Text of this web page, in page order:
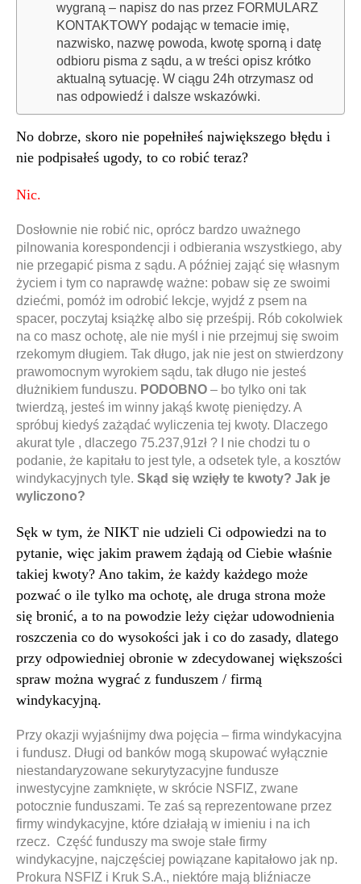
wygraną – napisz do nas przez FORMULARZ
KONTAKTOWY podając w temacie imię,
nazwisko, nazwę powoda, kwotę sporną i datę
odbioru pisma z sądu, a w treści opisz krótko
aktualną sytuację. W ciągu 24h otrzymasz od
nas odpowiedź i dalsze wskazówki.
No dobrze, skoro nie popełniłeś największego błędu i
nie podpisałeś ugody, to co robić teraz?
Nic.
Dosłownie nie robić nic, oprócz bardzo uważnego
pilnowania korespondencji i odbierania wszystkiego, aby
nie przegapić pisma z sądu. A później zająć się własnym
życiem i tym co naprawdę ważne: pobaw się ze swoimi
dziećmi, pomóż im odrobić lekcje, wyjdź z psem na
spacer, poczytaj książkę albo się prześpij. Rób cokolwiek
na co masz ochotę, ale nie myśl i nie przejmuj się swoim
rzekomym długiem. Tak długo, jak nie jest on stwierdzony
prawomocnym wyrokiem sądu, tak długo nie jesteś
dłużnikiem funduszu. PODOBNO – bo tylko oni tak
twierdzą, jesteś im winny jakąś kwotę pieniędzy. A
spróbuj kiedyś zażądać wyliczenia tej kwoty. Dlaczego
akurat tyle , dlaczego 75.237,91zł ? I nie chodzi tu o
podanie, że kapitału to jest tyle, a odsetek tyle, a kosztów
windykacyjnych tyle. Skąd się wzięły te kwoty? Jak je
wyliczono?
Sęk w tym, że NIKT nie udzieli Ci odpowiedzi na to
pytanie, więc jakim prawem żądają od Ciebie właśnie
takiej kwoty? Ano takim, że każdy każdego może
pozwać o ile tylko ma ochotę, ale druga strona może
się bronić, a to na powodzie leży ciężar udowodnienia
roszczenia co do wysokości jak i co do zasady, dlatego
przy odpowiedniej obronie w zdecydowanej większości
spraw można wygrać z funduszem / firmą
windykacyjną.
Przy okazji wyjaśnijmy dwa pojęcia – firma windykacyjna
i fundusz. Długi od banków mogą skupować wyłącznie
niestandaryzowane sekurytyzacyjne fundusze
inwestycyjne zamknięte, w skrócie NSFIZ, zwane
potocznie funduszami. Te zaś są reprezentowane przez
firmy windykacyjne, które działają w imieniu i na ich
rzecz. Część funduszy ma swoje stałe firmy
windykacyjne, najczęściej powiązane kapitałowo jak np.
Prokura NSFIZ i Kruk S.A., niektóre mają bliźniacze